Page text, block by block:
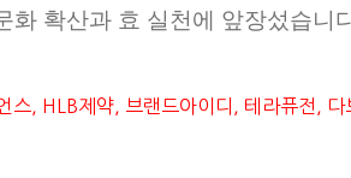
화 확산과 효 실천에 앞장섰습니
, HLB제약, 브랜드아이디, 테라퓨전, 다